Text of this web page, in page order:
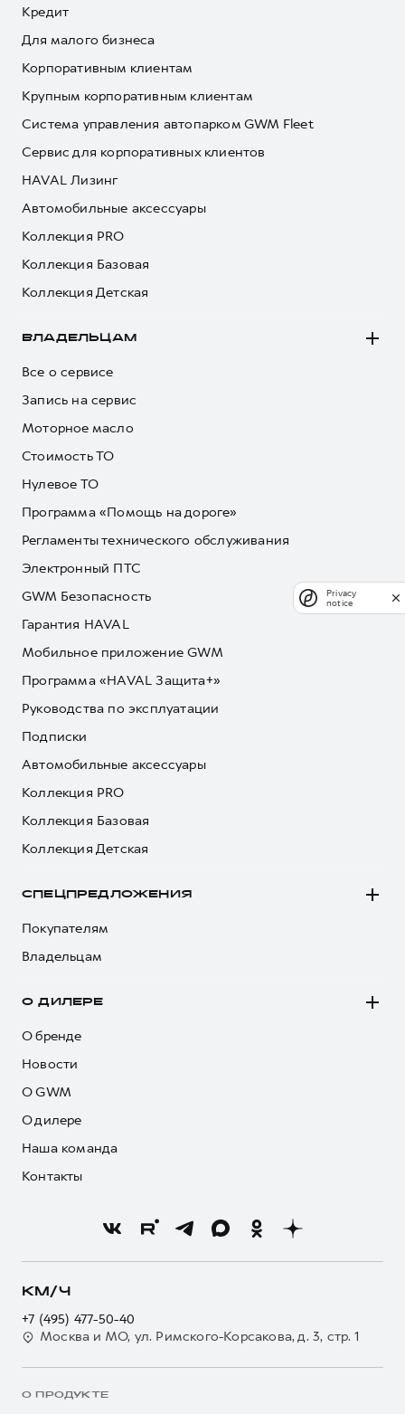
Кредит
Для малого бизнеса
Корпоративным клиентам
Крупным корпоративным клиентам
Система управления автопарком GWM Fleet
Сервис для корпоративных клиентов
HAVAL Лизинг
Автомобильные аксессуары
Коллекция PRO
Коллекция Базовая
Коллекция Детская
ВЛАДЕЛЬЦАМ
Все о сервисе
Запись на сервис
Моторное масло
Стоимость ТО
Нулевое ТО
Программа «Помощь на дороге»
Регламенты технического обслуживания
Электронный ПТС
GWM Безопасность
Гарантия HAVAL
Мобильное приложение GWM
Программа «HAVAL Защита+»
Руководства по эксплуатации
Подписки
Автомобильные аксессуары
Коллекция PRO
Коллекция Базовая
Коллекция Детская
СПЕЦПРЕДЛОЖЕНИЯ
Покупателям
Владельцам
О ДИЛЕРЕ
О бренде
Новости
О GWM
О дилере
Наша команда
Контакты
КМ/Ч
+7 (495) 477-50-40
Москва и МО, ул. Римского-Корсакова, д. 3, стр. 1
О ПРОДУКТЕ
Privacy
notice